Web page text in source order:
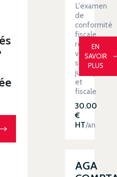
L'examen
de
conformité
fiscale
renforce
votre
sécurité
juridique
et
fiscale
30.00
€
HT/an
EN
SAVOIR
PLUS
AGA